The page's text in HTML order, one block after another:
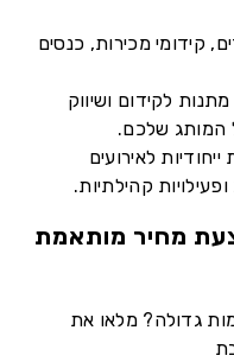
קידומי מכירות, כנסים
מתנות לקידום ושיווק
המותג שלכם.
לאירועים
קהילתיות.
מחיר מותאמת
גדולה? מלאו את